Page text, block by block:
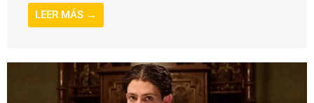
LEER MÁS →